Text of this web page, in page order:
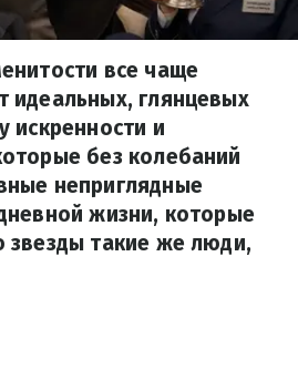
все чаще
идеальных, глянцевых
искренности и
без колебаний
неприглядные
жизни, которые
звезды такие же люди,